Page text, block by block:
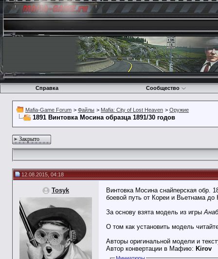
Справка Сообщество
Mafia-Game Forum > Файлы > Mafia: City of Lost Heaven > Оружие
1891 Винтовка Мосина образца 1891/30 годов
Закрыто
12.08.2015, 04:18
Tosyk
Винтовка Мосина снайперская обр.
боевой путь от Кореи и Вьетнама
За основу взята модель из игры
О том как установить модель
Авторы оригинальной модели и
Автор конвертации в Мафию: Kirov